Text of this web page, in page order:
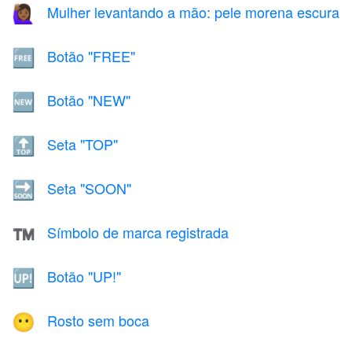
🙋🏾‍♀️ Mulher levantando a mão: pele morena escura
🆓 Botão "FREE"
🆕 Botão "NEW"
🔝 Seta "TOP"
🔜 Seta "SOON"
™️ Símbolo de marca registrada
🆙 Botão "UP!"
😶 Rosto sem boca